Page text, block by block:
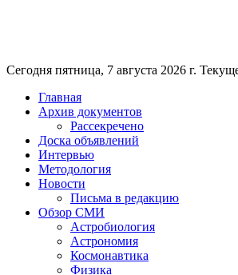
Сегодня пятница, 7 августа 2026 г.
Главная
Архив документов
Рассекречено
Доска объявлений
Интервью
Методология
Новости
Письма в редакцию
Обзор СМИ
Астробиология
Астрономия
Космонавтика
Физика